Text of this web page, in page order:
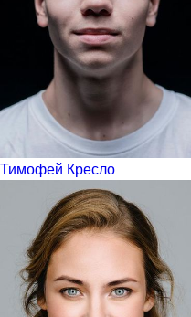
Тимофей Кресло